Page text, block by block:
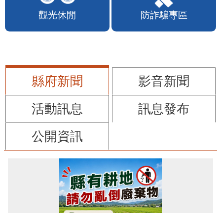
觀光休閒 防詐騙專區
縣府新聞
影音新聞
活動訊息
訊息發布
公開資訊